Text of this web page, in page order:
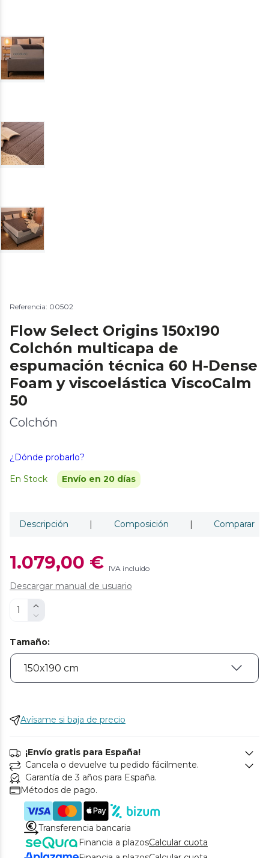
Referencia: 00502
Flow Select Origins 150x190
Colchón multicapa de
espumación técnica 60 H-Dense
Foam y viscoelástica ViscoCalm
50
Colchón
¿Dónde probarlo?
En Stock
Envío en 20 días
Descripción | Composición | Comparar
1.079,00 € IVA incluido
Descargar manual de usuario
Tamaño:
Avísame si baja de precio
¡Envío gratis para España!
Cancela o devuelve tu pedido fácilmente.
Garantía de 3 años para España.
Métodos de pago.
Transferencia bancaria
Financia a plazosCalcular cuota